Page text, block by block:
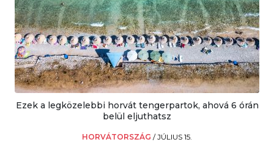
Ezek a legközelebbi horvát tengerpartok, ahová 6 órán
belül eljuthatsz
HORVÁTORSZÁG /JÚLIUS 15.